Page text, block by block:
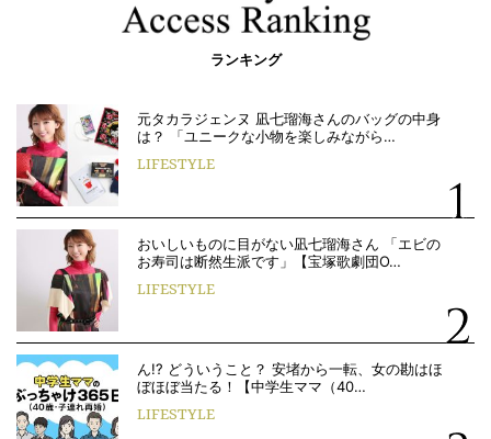
ランキング
元タカラジェンヌ 凪七瑠海さんのバッグの中身
は？ 「ユニークな小物を楽しみながら…
LIFESTYLE
おいしいものに目がない凪七瑠海さん 「エビの
お寿司は断然生派です」【宝塚歌劇団O…
LIFESTYLE
ん!? どういうこと？ 安堵から一転、女の勘はほ
ぼほぼ当たる！【中学生ママ（40…
LIFESTYLE